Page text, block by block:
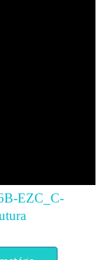
EZC_C-